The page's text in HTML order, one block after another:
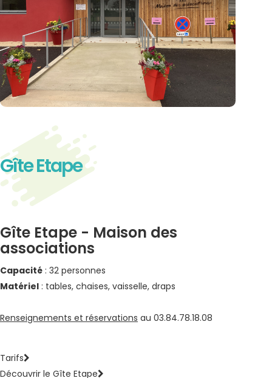
Gîte Etape
Gîte Etape - Maison des
associations
Capacité : 32 personnes
Matériel : tables, chaises, vaisselle, draps
Renseignements et réservations au 03.84.78.18.08
Tarifs
Découvrir le Gîte Etape